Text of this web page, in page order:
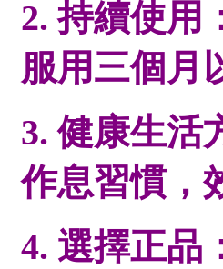
2. 持續使用
服用三個月
3. 健康生活
作息習慣，
4. 選擇正品